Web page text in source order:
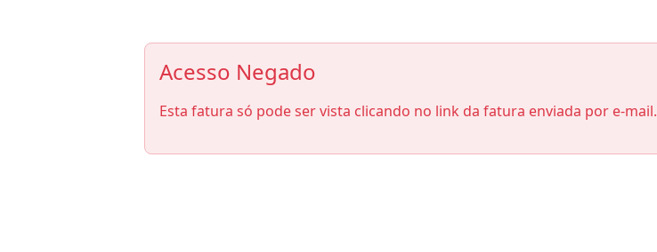
Acesso Negado
Esta fatura só pode ser vista clicando no link da fatura enviada por e-mail.